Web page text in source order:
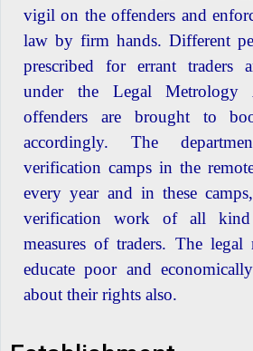
vigil on the offenders and
law by firm hands. Different
prescribed for errant traders
under the Legal Metrology
offenders are brought to
accordingly. The
verification camps in the
every year and in these
verification work of all
measures of traders. The
educate poor and
about their rights also.